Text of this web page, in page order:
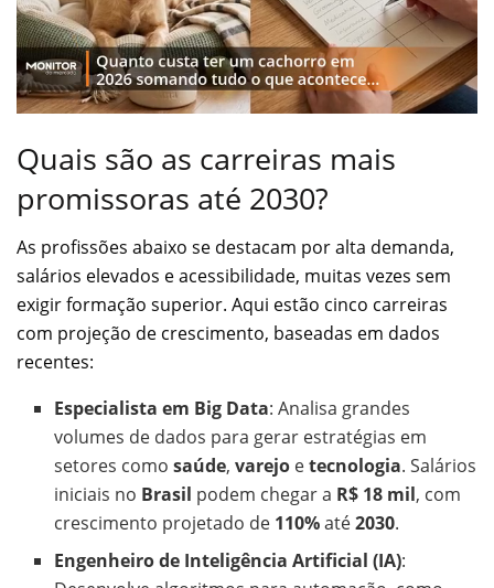
Quais são as carreiras mais
promissoras até 2030?
As profissões abaixo se destacam por alta demanda,
salários elevados e acessibilidade, muitas vezes sem
exigir formação superior. Aqui estão cinco carreiras
com projeção de crescimento, baseadas em dados
recentes:
Especialista em Big Data: Analisa grandes
volumes de dados para gerar estratégias em
setores comosaúde,varejo etecnologia. Salários
iniciais no Brasil podem chegar a R$ 18 mil, com
crescimento projetado de 110%até2030.
Engenheiro de Inteligência Artificial (IA):